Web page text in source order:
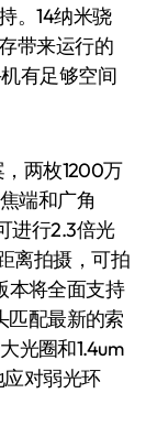
。14纳米骁
带来运行的
有足够空间
两枚1200万
端和广角
进行2.3倍光
离拍摄，可拍
本将全面支持
匹配最新的索
光圈和1.4um
对弱光环